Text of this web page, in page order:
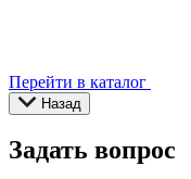
Перейти в каталог
Назад
Задать вопрос